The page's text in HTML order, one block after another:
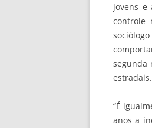
jovens e
controle
segunda
estradais.
“É
anos a